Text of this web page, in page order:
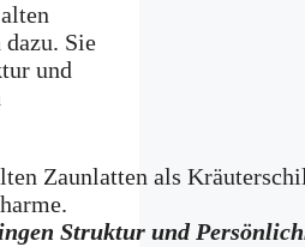
dazu. Sie
und
Struktur und